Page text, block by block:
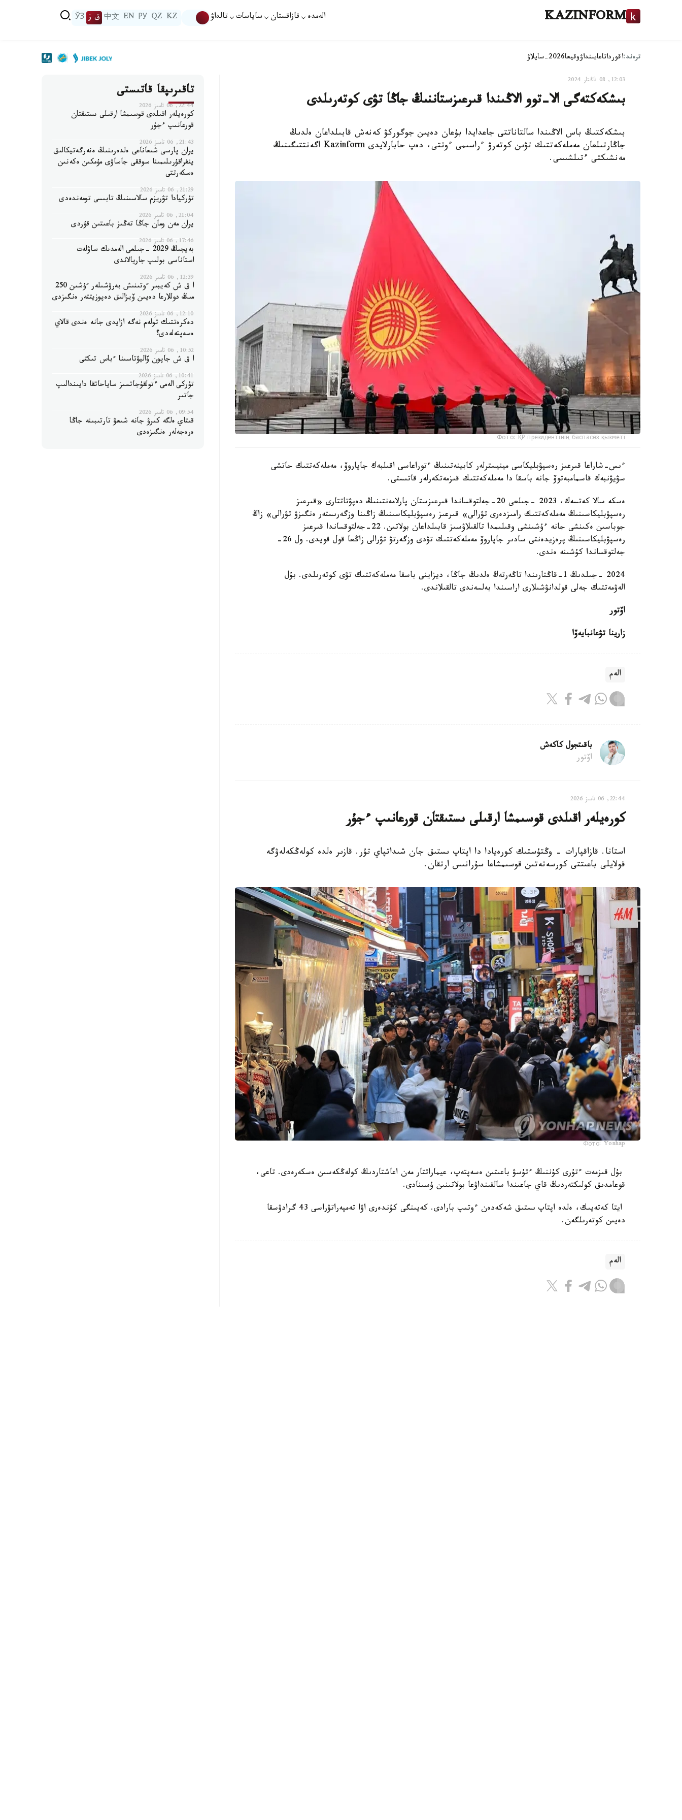
KAZINFORM الەمدە قازاقستان ساياسات تالداۋ KZ
QZ
РУ
EN
中文 ق ز ЎЗ
ترەند:اقورداتاعايىنداۋوقيعا2026-سايلاۋ
12:03, 08 قاڭتار 2024
بىشكەكتەگى الا-توو الاڭىندا قىرعىزستاننىڭ جاڭا تۋى كوتەرىلدى
بىشكەكتىڭ باس الاڭىندا سالتاناتتى جاعدايدا بۇعان دەيىن جوگوركۋ كەنەش قابىلداعان ەلدىڭ
جاڭارتىلعان مەملەكەتتىك تۋىن كوتەرۋ ءراسىمى ءوتتى، دەپ حابارلايدى Kazinform اگەنتتىگىنىڭ
مەنشىكتى ءتىلشىسى.
Фото: ҚР президентінің баспасөз қызметі
ءىس-شاراعا قىرعىز رەسپۋبليكاسى مينيسترلەر كابينەتىنىڭ ءتوراعاسى اقىلبەك جاپاروۆ، مەملەكەتتىك حاتشى
سۋيۋنبەك قاسمامبەتوۆ جانە باسقا دا مەملەكەتتىك قىزمەتكەرلەر قاتىستى.
ەسكە سالا كەتسەك، 2023 -جىلعى 20-جەلتوقساندا قىرعىزستان پارلامەنتىنىڭ دەپۋتاتتارى «قىرعىز
رەسپۋبليكاسىنىڭ مەملەكەتتىك رامىزدەرى تۋرالى» قىرعىز رەسپۋبليكاسىنىڭ زاڭىنا وزگەرىستەر ەنگىزۋ تۋرالى» زاڭ
جوباسىن ەكىنشى جانە ءۇشىنشى وقىلىمدا تالقىلاۋسىز قابىلداعان بولاتىن. 22-جەلتوقساندا قىرعىز
رەسپۋبليكاسىنىڭ پرەزيدەنتى سادىر جاپاروۆ مەملەكەتتىك تۋدى وزگەرتۋ تۋرالى زاڭعا قول قويدى. ول 26-
جەلتوقساندا كۇشىنە ەندى.
2024 -جىلدىڭ 1-قاڭتارىندا تاڭەرتەڭ ەلدىڭ جاڭا، ديزاينى باسقا مەملەكەتتىك تۋى كوتەرىلدى. بۇل
الەۋمەتتىك جەلى قولدانۋشىلارى اراسىندا بەلسەندى تالقىلاندى.
اۆتور
زارينا تۋعانبايەۆا
الەم
باقىتجول كاكەش
اۆتور
22:44, 06 تامىز 2026
كورەيلەر اقىلدى قوسىمشا ارقىلى ىستىقتان قورعانىپ ءجۇر
استانا. قازاقپارات - وڭتۇستىك كورەيادا دا اپتاپ ىستىق جان شىداتپاي تۇر. قازىر ەلدە كولەڭكەلەۋگە
قولايلى باعىتتى كورسەتەتىن قوسىمشاعا سۇرانىس ارتقان.
Фото: Yonhap
بۇل قىزمەت ءتۇرى كۇننىڭ ءتۇسۋ باعىتىن ەسەپتەپ، عيماراتتار مەن اعاشتاردىڭ كولەڭكەسىن ەسكەرەدى. تاعى،
قوعامدىق كولىكتەردىڭ قاي جاعىندا سالقىنداۋعا بولاتىنىن ۇسىنادى.
ايتا كەتەيىك، ەلدە اپتاپ ىستىق شەكەدەن ءوتىپ بارادى. كەيىنگى كۇندەرى اۋا تەمپەراتۋراسى 43 گرادۋسقا
دەيىن كوتەرىلگەن.
الەم
تاقىرىپقا قاتىستى
22:44, 06 تامىز 2026
كورەيلەر اقىلدى قوسىمشا ارقىلى ىستىقتان
قورعانىپ ءجۇر
21:43, 06 تامىز 2026
يران پارسى شىعاناعى ەلدەرىنىڭ ەنەرگەتيكالىق
ينفراقۇرىلىمىنا سوققى جاساۋى مۇمكىن ەكەنىن
ەسكەرتتى
21:29, 06 تامىز 2026
تۇركيادا تۋريزم سالاسىنىڭ تابىسى تومەندەدى
21:04, 06 تامىز 2026
يران مەن ومان جاڭا تەڭىز باعىتىن قۇردى
17:46, 06 تامىز 2026
بەيجىڭ 2029 -جىلعى الەمدىك ساۋلەت
استاناسى بولىپ جاريالاندى
12:39, 06 تامىز 2026
ا ق ش كەيبىر ءوتىنىش بەرۋشىلەر ءۇشىن 250
مىڭ دوللارعا دەيىن ۆيزالىق دەپوزيتتەر ەنگىزدى
12:10, 06 تامىز 2026
دەكرەتتىك تولەم نەگە ازايدى جانە ەندى قالاي
ەسەپتەلەدى؟
10:52, 06 تامىز 2026
ا ق ش جاپون ۆاليۋتاسىنا ءباس تىكتى
10:41, 06 تامىز 2026
تۇركى الەمى ءتولقۇجاتسىز ساياحاتقا دايىندالىپ
جاتىر
09:54, 06 تامىز 2026
قىتاي ەلگە كىرۋ جانە شىعۋ تارتىبىنە جاڭا
ەرەجەلەر ەنگىزەدى